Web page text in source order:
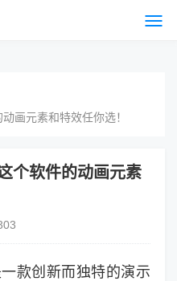
画元素和特效任你选！
个软件的动画元素
款创新而独特的演示